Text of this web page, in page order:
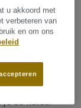
je de natuur
u akkoord met
verbeteren van
en om ons